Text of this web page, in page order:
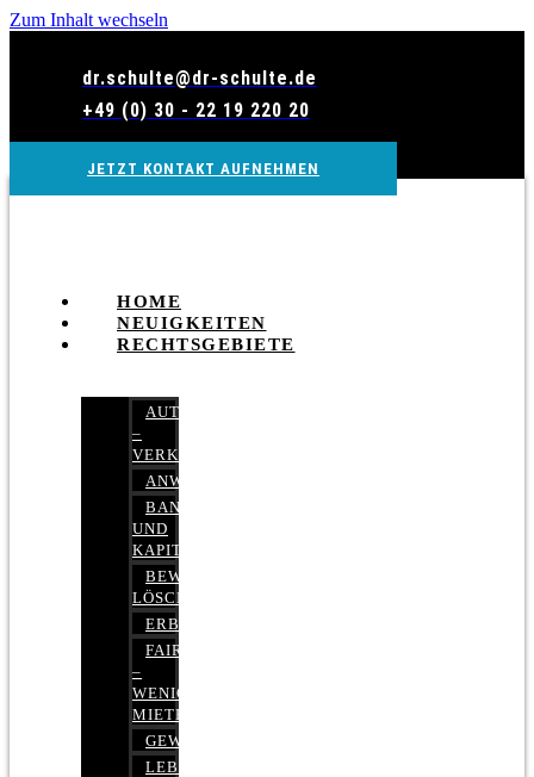
Zum Inhalt wechseln
dr.schulte@dr-schulte.de
+49 (0) 30 - 22 19 220 20
JETZT KONTAKT AUFNEHMEN
HOME
NEUIGKEITEN
RECHTSGEBIETE
AUTOBETRUG
–
VERKEHRSRECHT
ANWALTSHAFTUNGSRECHT
BANK-
UND
KAPITALMARKTRECHT
BEWERTUNGEN
LÖSCHEN
ERBRECHT
FAIRMIETEN
–
WENIGER
MIETE
GEWERBERECHT
LEBENSVERSICHERUNG